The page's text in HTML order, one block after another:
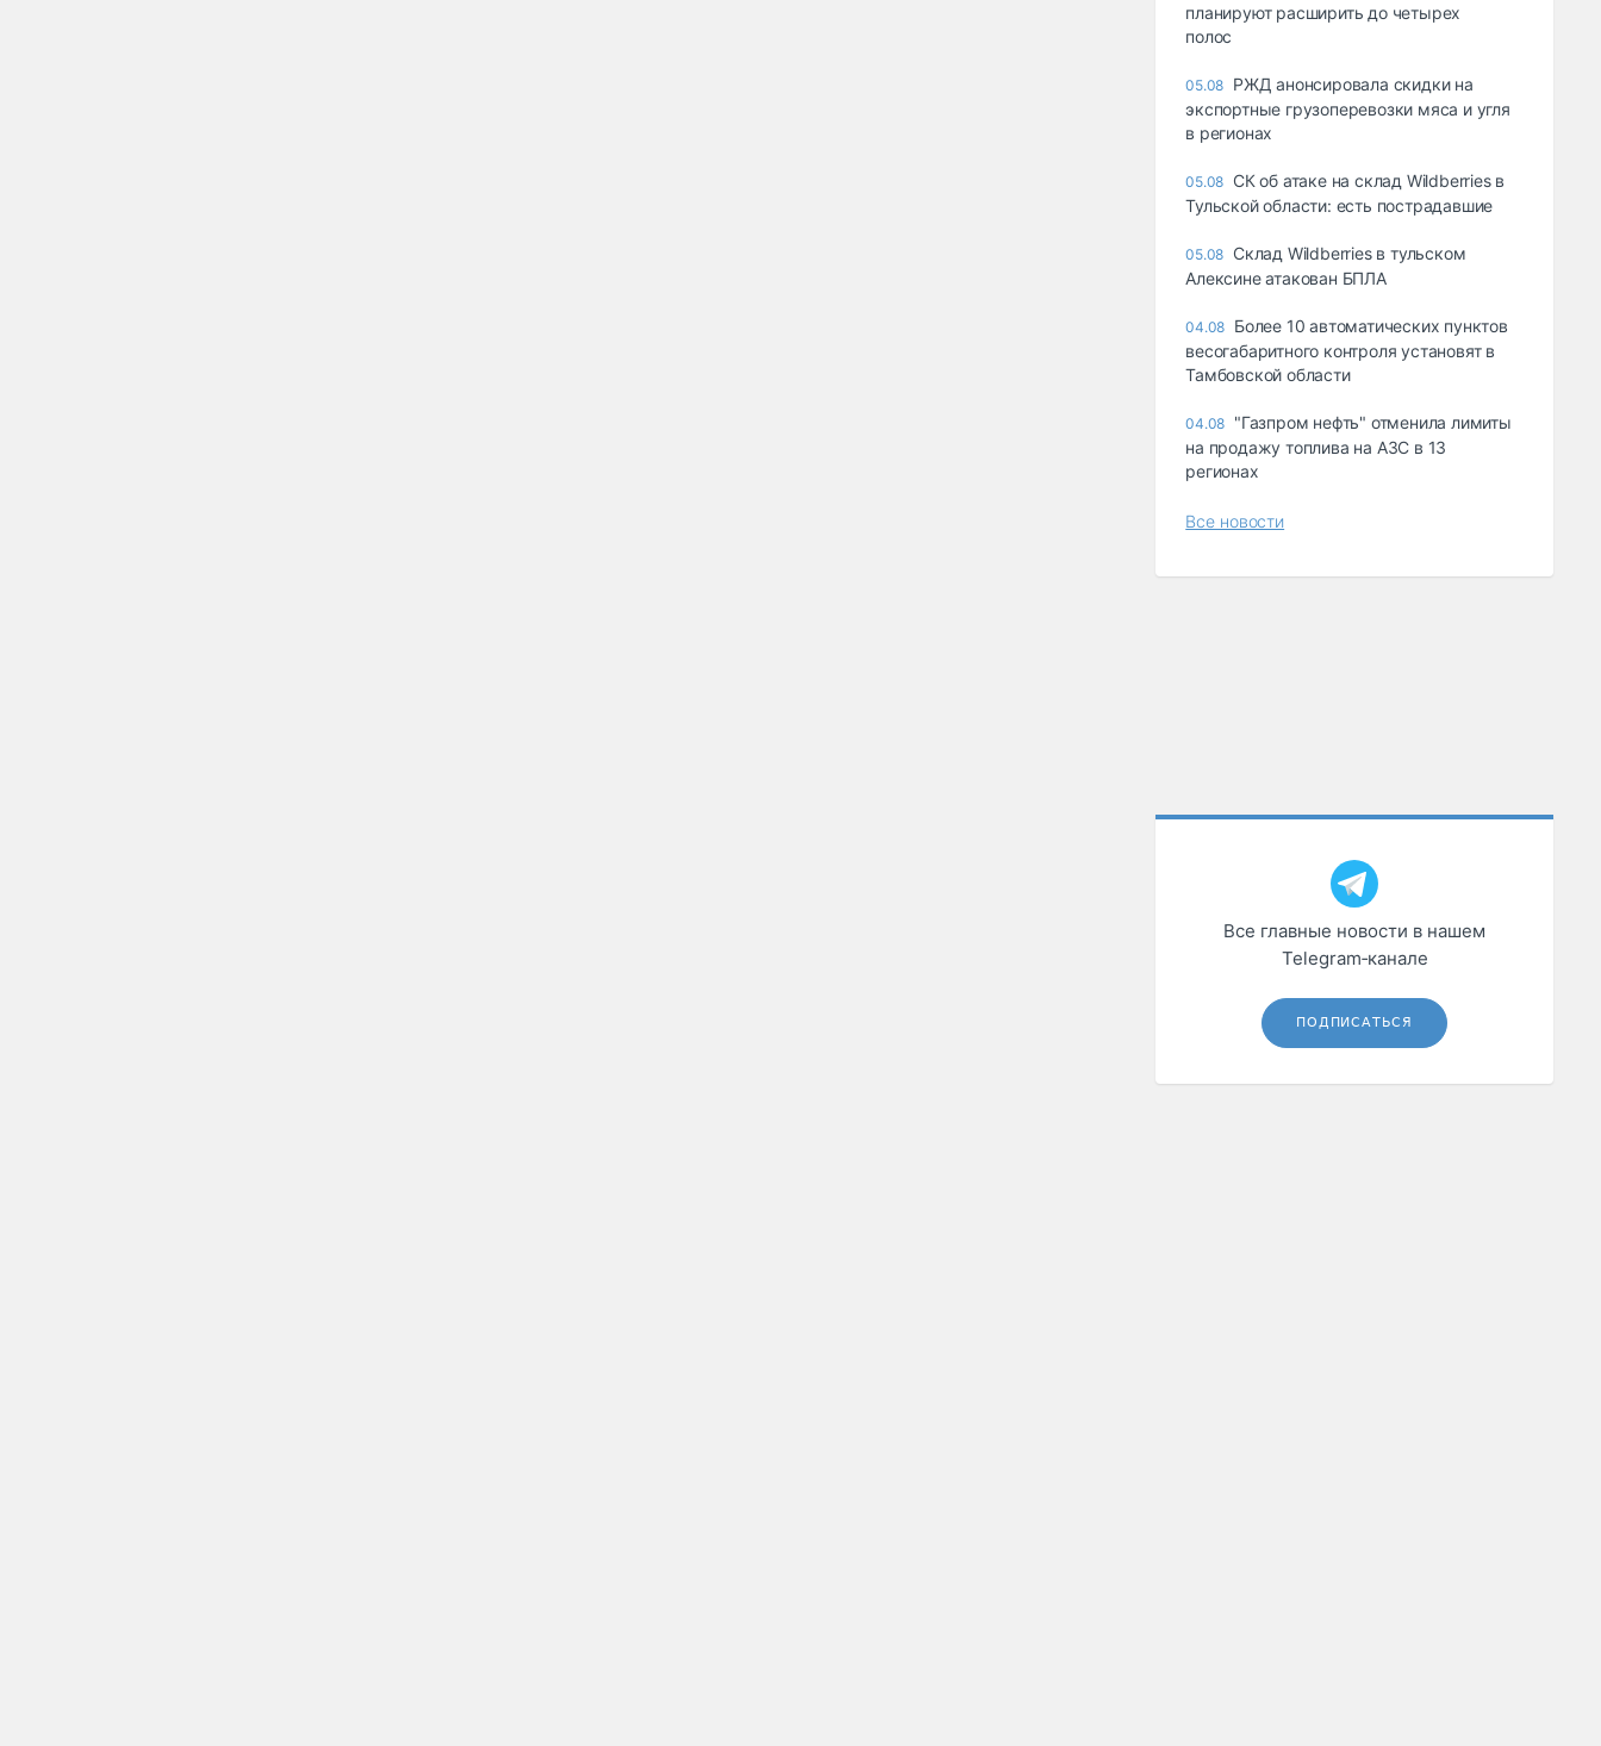
планируют расширить до четырех
полос
05.08 РЖД анонсировала скидки на
экспортные грузоперевозки мяса и угля
в регионах
05.08 СК об атаке на склад Wildberries в
Тульской области: есть пострадавшие
05.08 Склад Wildberries в тульском
Алексине атакован БПЛА
04.08 Более 10 автоматических пунктов
весогабаритного контроля установят в
Тамбовской области
04.08 "Газпром нефть" отменила лимиты
на продажу топлива на АЗС в 13
регионах
Все новости
Все главные новости в нашем
Telegram‑канале
ПОДПИСАТЬСЯ